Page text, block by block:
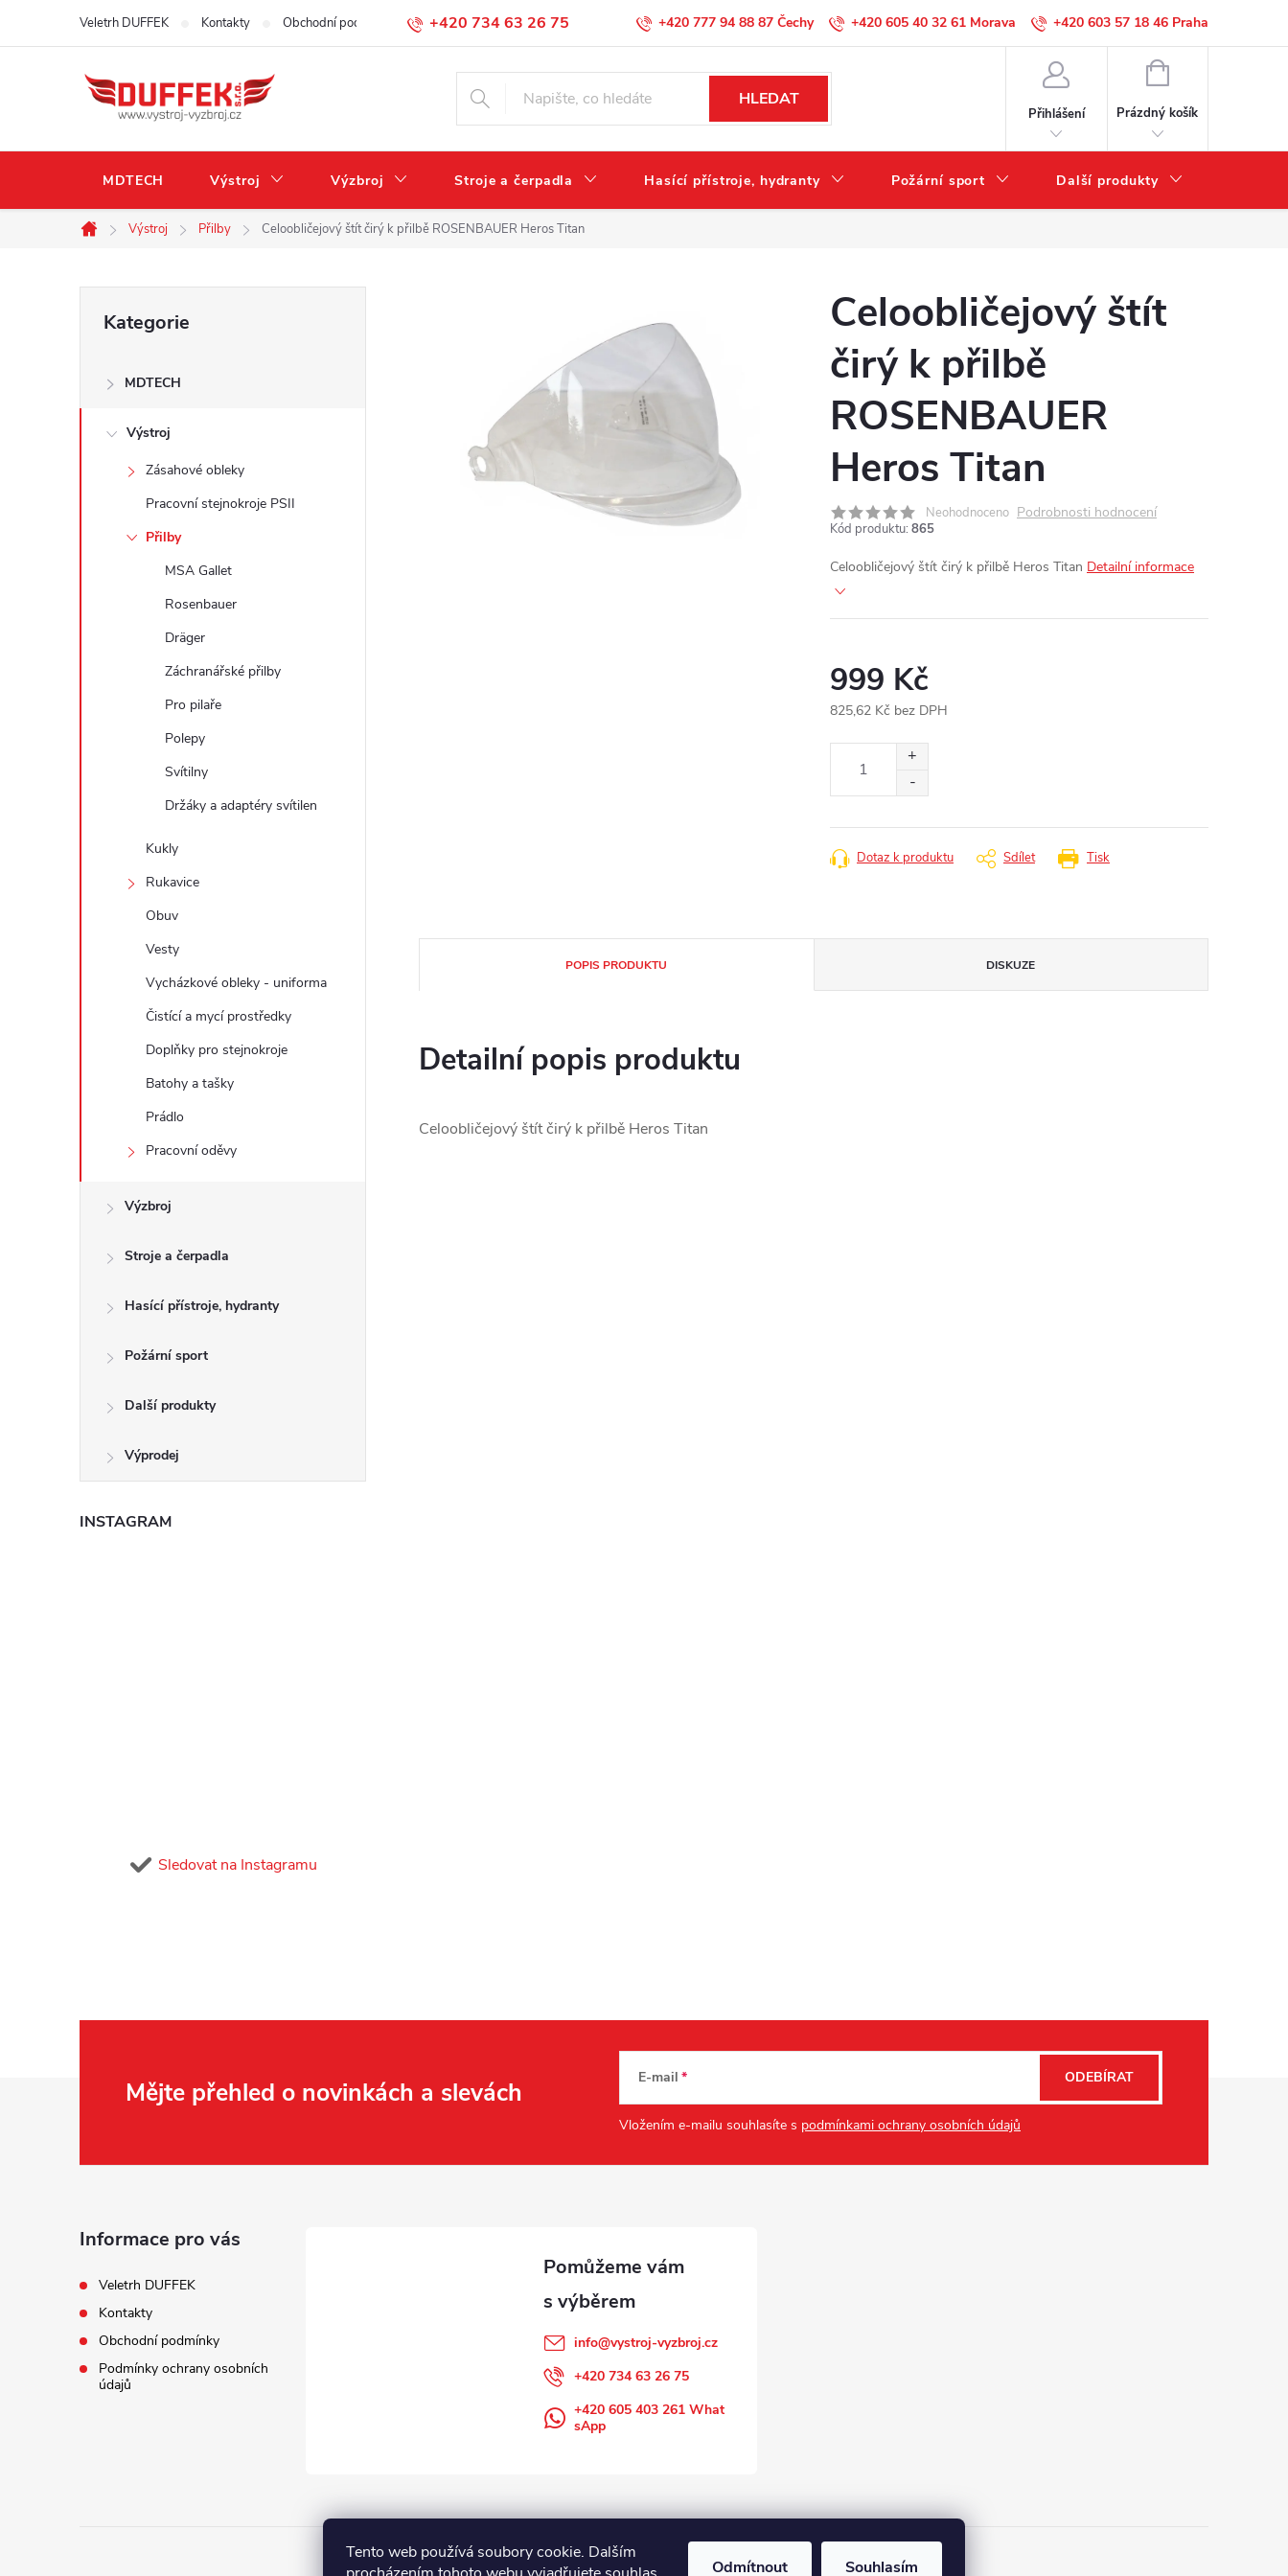
Tento web používá soubory cookie. Dalším
Odmítnout Souhlasím
+420 734 63 26 75
Veletrh DUFFEK Kontakty Obchodní podmínky Podmínky ochrany osobních údajů +420 777 94 88 87 +420 605 40 32 61 +420 603 57 18 46
HLEDAT
Přihlášení
NÁKUPNÍ
Prázdný košík
MDTECH Výstroj Výzbroj Stroje a čerpadla Hasící přístroje, hydranty Požární sport Další produkty
Domů
Výstroj Přilby Celoobličejový štít čirý k přilbě ROSENBAUER Heros Titan
s
kategorie
Kategorie
MDTECH
Výstroj
Zásahové obleky
Pracovní stejnokroje PSII
Přilby
MSA Gallet
Rosenbauer
Dräger
Záchranářské přilby
Pro pilaře
Polepy
Svítilny
Držáky a adaptéry svítilen
Kukly
Rukavice
Obuv
Vesty
Vycházkové obleky - uniforma
Čistící a mycí prostředky
Doplňky pro stejnokroje
Batohy a tašky
Prádlo
Pracovní oděvy
Výzbroj
Stroje a čerpadla
Hasící přístroje, hydranty
Požární sport
Další produkty
Výprodej
INSTAGRAM
Sledovat na Instagramu
Celoobličejový štít
čirý k přilbě
ROSENBAUER
Heros Titan
Neohodnoceno Podrobnosti hodnocení
Kód produktu: 865
Celoobličejový štít čirý k přilbě Heros Titan Detailní informace
999 Kč
825,62 Kč bez DPH
Tisk
Dotaz k produktu Sdílet
POPIS PRODUKTU DISKUZE
Detailní popis produktu
Celoobličejový štít čirý k přilbě Heros Titan
Mějte přehled o novinkách a slevách E-mail
Vložením e-mailu souhlasíte s podmínkami ochrany osobních údajů
ODEBÍRAT
Informace pro vás
Veletrh DUFFEK
Kontakty
Obchodní podmínky
Podmínky ochrany osobních
údajů
info@vystroj-vyzbroj.cz
+420 734 63 26 75
+420 605 403 261 What
sApp